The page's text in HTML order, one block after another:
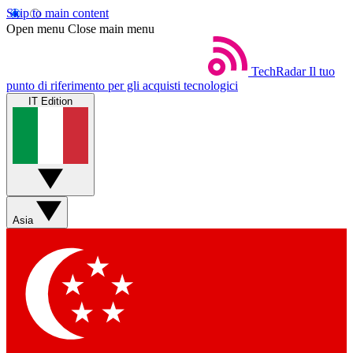
Skip to main content
Open menu Close main menu
TechRadar Il tuo
punto di riferimento per gli acquisti tecnologici
IT Edition
Asia